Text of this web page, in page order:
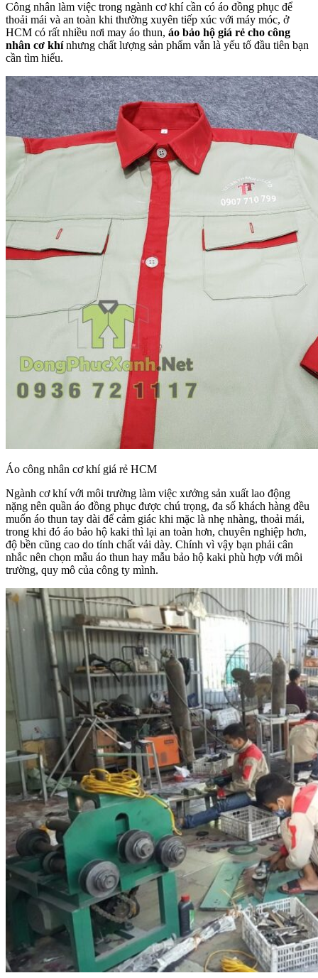
Công nhân làm việc trong ngành cơ khí cần có áo đồng phục để
thoải mái và an toàn khi thường xuyên tiếp xúc với máy móc, ở
HCM có rất nhiều nơi may áo thun, áo bảo hộ giá rẻ cho công
nhân cơ khínhưng chất lượng sản phẩm vẫn là yếu tố đầu tiên bạn
cần tìm hiểu.
Áo công nhân cơ khí giá rẻ HCM
Ngành cơ khí với môi trường làm việc xưởng sản xuất lao động
nặng nên quần áo đồng phục được chú trọng, đa số khách hàng đều
muốn áo thun tay dài để cảm giác khi mặc là nhẹ nhàng, thoải mái,
trong khi đó áo bảo hộ kaki thì lại an toàn hơn, chuyên nghiệp hơn,
độ bền cũng cao do tính chất vải dày. Chính vì vậy bạn phải cân
nhắc nên chọn mẫu áo thun hay mẫu bảo hộ kaki phù hợp với môi
trường, quy mô của công ty mình.